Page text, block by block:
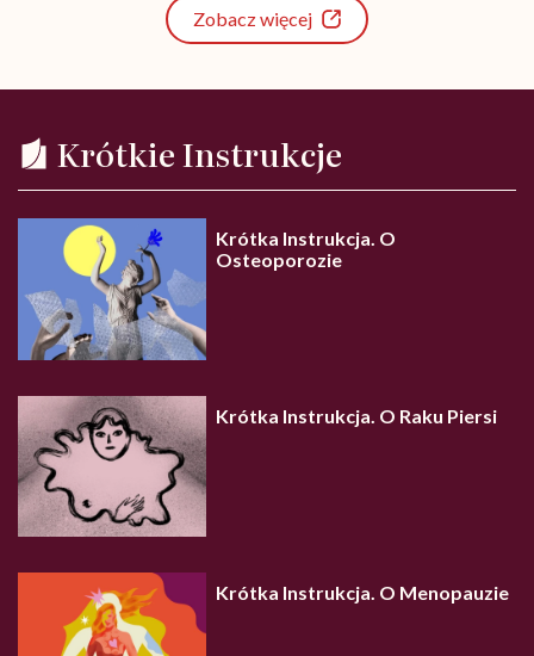
Zobacz więcej
Krótkie Instrukcje
Krótka Instrukcja. O
Osteoporozie
Krótka Instrukcja. O Raku Piersi
Krótka Instrukcja. O Menopauzie